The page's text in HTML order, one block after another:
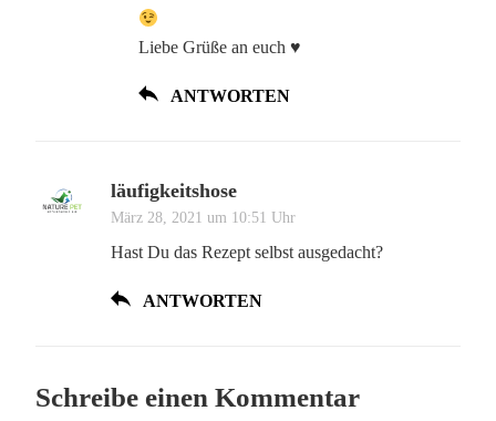
Liebe Grüße an euch ♥
ANTWORTEN
läufigkeitshose
März 28, 2021 um 10:51 Uhr
Hast Du das Rezept selbst ausgedacht?
ANTWORTEN
Schreibe einen Kommentar